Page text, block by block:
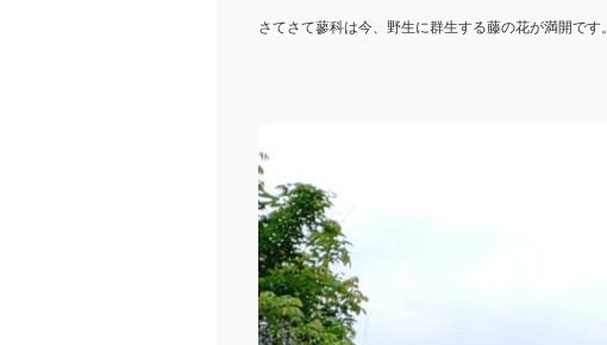
さてさて蓼科は今、野生に群生する藤の花が満開です。